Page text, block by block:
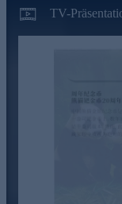
1. Numisbrief
grüner
0,5 g reines
TV-